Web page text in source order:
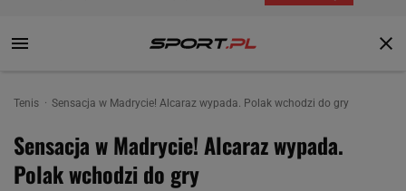
Tenis Sensacja w Madrycie! Alcaraz wypada. Polak wchodzi do gry
Sensacja w Madrycie! Alcaraz wypada.
Polak wchodzi do gry